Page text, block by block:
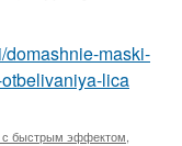
domashnie-maski-
lica
с быстрым эффектом